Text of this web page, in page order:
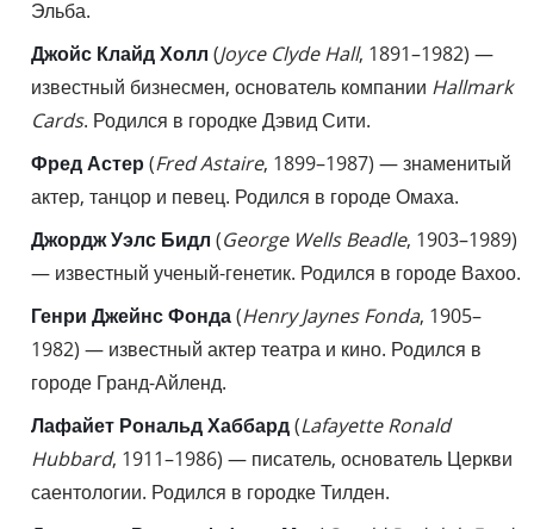
Эльба.
Джойс Клайд Холл (Joyce Clyde Hall, 1891–1982) —
известный бизнесмен, основатель компании Hallmark
Cards. Родился в городке Дэвид Сити.
Фред Астер (Fred Astaire, 1899–1987) — знаменитый
актер, танцор и певец. Родился в городе Омаха.
Джордж Уэлс Бидл (George Wells Beadle, 1903–1989)
— известный ученый-генетик. Родился в городе Вахоо.
Генри Джейнс Фонда(Henry Jaynes Fonda, 1905–
1982) — известный актер театра и кино. Родился в
городе Гранд-Айленд.
Лафайет Рональд Хаббард(Lafayette Ronald
Hubbard, 1911–1986) — писатель, основатель Церкви
саентологии. Родился в городке Тилден.